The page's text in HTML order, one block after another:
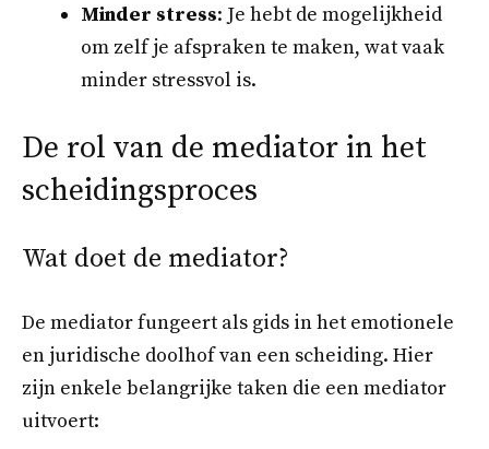
Minder stress: Je hebt de mogelijkheid
om zelf je afspraken te maken, wat vaak
minder stressvol is.
De rol van de mediator in het
scheidingsproces
Wat doet de mediator?
De mediator fungeert als gids in het emotionele
en juridische doolhof van een scheiding. Hier
zijn enkele belangrijke taken die een mediator
uitvoert: